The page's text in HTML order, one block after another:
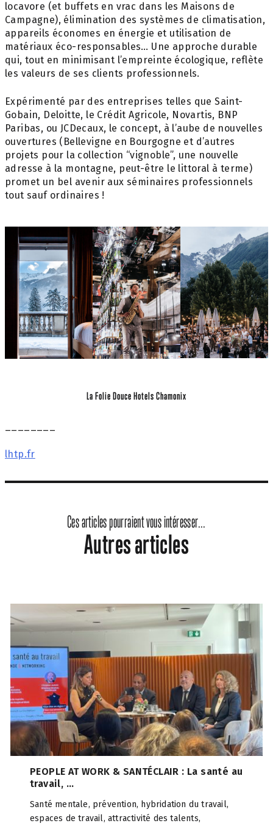
locavore (et buffets en vrac dans les Maisons de
Campagne), élimination des systèmes de climatisation,
appareils économes en énergie et utilisation de
matériaux éco-responsables… Une approche durable
qui, tout en minimisant l’empreinte écologique, reflète
les valeurs de ses clients professionnels.
Expérimenté par des entreprises telles que Saint-
Gobain, Deloitte, le Crédit Agricole, Novartis, BNP
Paribas, ou JCDecaux, le concept, à l’aube de nouvelles
ouvertures (Bellevigne en Bourgogne et d’autres
projets pour la collection “vignoble”, une nouvelle
adresse à la montagne, peut-être le littoral à terme)
promet un bel avenir aux séminaires professionnels
tout sauf ordinaires !
La Folie Douce Hotels Chamonix
lhtp.fr
Ces articles pourraient vous intéresser...
Autres articles
PEOPLE AT WORK & SANTÉCLAIR : La santé au
travail, ...
Santé mentale, prévention, hybridation du travail,
espaces de travail, attractivité des talents,